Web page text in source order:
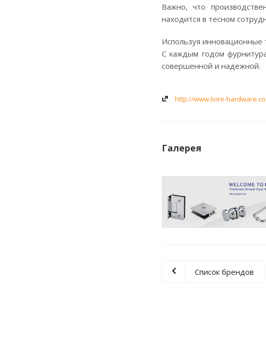
Важно, что
находится в тесном
Используя инновационные
С каждым годом
совершенной и надежной.
http://www.loire-
Галерея
Список брендов